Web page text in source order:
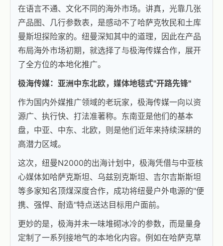
在语言不通、文化不同的海外市场。讲真，光靠几张
产品图、几行参数表，是感动不了哈萨克牧民和土库
曼斯坦探险家的。纽曼深知其中的道理，因此在产品
布局海外市场初期，就选择了与极海传媒合作，展开
了全方位的本地化推广。
极海传媒：亚洲中东北欧，媒体地毯式"开路先锋"
作为国内外媒推广领域的老玩家，极海传媒一向以资
源广、执行快、打法准著称。东南亚是他们的基本
盘，中亚、中东、北欧，则是他们近年来持续深耕的
高潜力区域。
这次，纽曼N2000的出海计划中，极海凭借与中亚核
心媒体如哈萨克斯坦、乌兹别克斯坦、吉尔吉斯斯坦
等多家知名顶煤深度合作，成功将纽曼户外电源的"便
携、强悍、耐造"特点送达目标用户面前。
更妙的是，极海并未一味堆砌冰冷的参数，而是量身
定制了一系列接地气的本地化内容。例如在哈萨克草